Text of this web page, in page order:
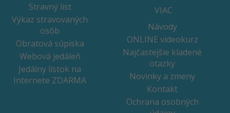
Stravný list
Výkaz stravovaných
osôb
Obratová súpiska
Webová jedáleň
Jedálny lístok na
Internete ZDARMA
VIAC
Návody
ONLINE videokurz
Najčastejšie kladené
otazky
Novinky a zmeny
Kontakt
Ochrana osobných